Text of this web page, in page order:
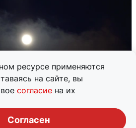
ресурсе применяются
на сайте, вы
согласие на их
Согласен
взрывы
тревоги